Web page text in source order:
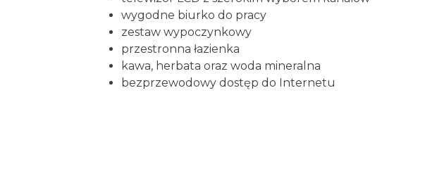
wygodne biurko do pracy
zestaw wypoczynkowy
przestronna łazienka
kawa, herbata oraz woda mineralna
bezprzewodowy dostęp do Internetu